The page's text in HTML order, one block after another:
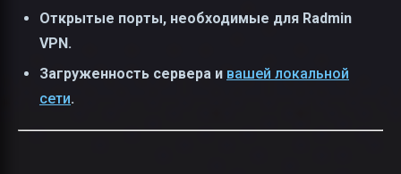
Открытые порты, необходимые для Radmin
VPN.
Загруженность сервера и вашей локальной
сети.